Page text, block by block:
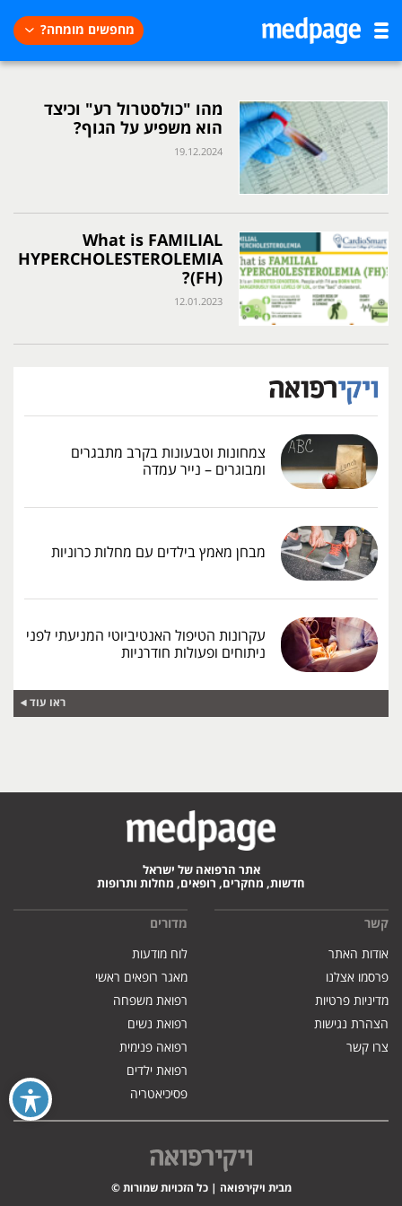
מחפשים מומחה?
מהו "כולסטרול רע" וכיצד
הוא משפיע על הגוף?
19.12.2024
What is FAMILIAL
HYPERCHOLESTEROLEMIA
(FH)?
12.01.2023
צמחונות וטבעונות בקרב מתבגרים
ומבוגרים – נייר עמדה
מבחן מאמץ בילדים עם מחלות כרוניות
עקרונות הטיפול האנטיביוטי המניעתי לפני
ניתוחים ופעולות חודרניות
ראו עוד
אתר הרפואה של ישראל
חדשות, מחקרים, רופאים, מחלות ותרופות
קשר
אודות האתר
פרסמו אצלנו
מדיניות פרטיות
הצהרת נגישות
צרו קשר
מדורים
לוח מודעות
מאגר רופאים ראשי
רפואת משפחה
רפואת נשים
רפואה פנימית
רפואת ילדים
פסיכיאטריה
מבית ויקירפואה | כל הזכויות שמורות ©